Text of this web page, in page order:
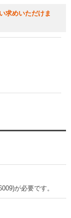
求めいただけま
が必要です。